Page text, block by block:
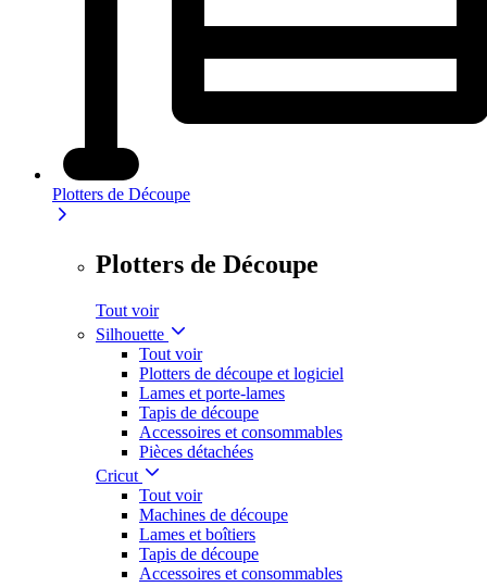
Plotters de Découpe
Plotters de Découpe
Tout voir
Silhouette
Tout voir
Plotters de découpe et logiciel
Lames et porte-lames
Tapis de découpe
Accessoires et consommables
Pièces détachées
Cricut
Tout voir
Machines de découpe
Lames et boîtiers
Tapis de découpe
Accessoires et consommables